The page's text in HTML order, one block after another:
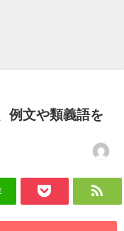
例文や類義語を